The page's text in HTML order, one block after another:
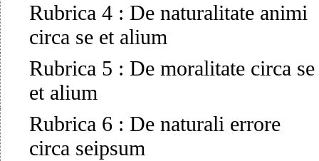
Rubrica 4 : De naturalitate animi
circa se et alium
Rubrica 5 : De moralitate circa se
et alium
Rubrica 6 : De naturali errore
circa seipsum